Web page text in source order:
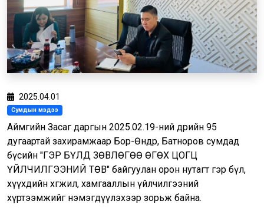
2025.04.01
Сумдын мэдээ
Аймгийн Засаг даргын 2025.02.19-ний өдрийн 95
дугаартай захирамжаар Бор-Өндөр, Батноров сумдад
бүсийн "ГЭР БҮЛД ЗӨВЛӨГӨӨ ӨГӨХ ЦОГЦ
ҮЙЛЧИЛГЭЭНИЙ ТӨВ" байгуулан орон нутагт гэр бүл,
хүүхдийн хөгжил, хамгааллын үйлчилгээний
хүртээмжийг нэмэгдүүлэхээр зорьж байна.